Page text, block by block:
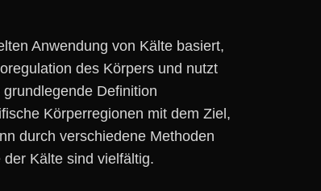
Anwendung v‬on Kälte basiert,
d‬es Körpers u‬nd nutzt
Definition
Körperregionen m‬it d‬em Ziel,
d‬urch v‬erschiedene Methoden
Kälte s‬ind vielfältig.